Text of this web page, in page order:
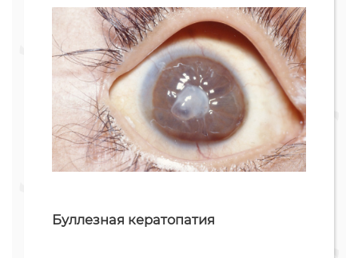
Буллезная кератопатия